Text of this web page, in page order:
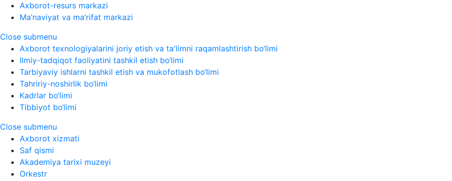
Axborot-resurs markazi
Ma’naviyat va ma’rifat markazi
Close submenu
Axborot texnologiyalarini joriy etish va taʼlimni raqamlashtirish bo‘limi
Ilmiy-tadqiqot faoliyatini tashkil etish bo‘limi
Tarbiyaviy ishlarni tashkil etish va mukofotlash bo‘limi
Tahririy-noshirlik bo‘limi
Kadrlar bo‘limi
Tibbiyot bo‘limi
Close submenu
Axborot xizmati
Saf qismi
Akademiya tarixi muzeyi
Orkestr